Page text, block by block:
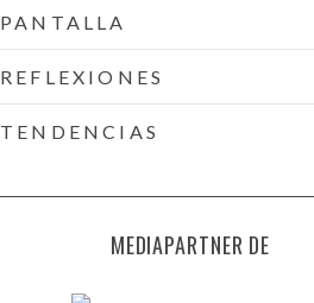
PANTALLA
REFLEXIONES
TENDENCIAS
MEDIAPARTNER DE